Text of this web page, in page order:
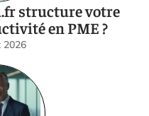
structure votre
en PME ?
2026